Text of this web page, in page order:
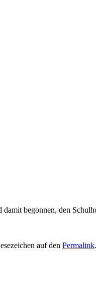
begonnen, den
auf den Permalink.